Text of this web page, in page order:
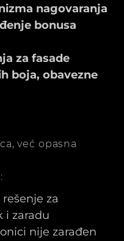
nagovaranja
bonusa
za fasade
boja, obavezne
već opasna
za
i zaradu
nije zarađen